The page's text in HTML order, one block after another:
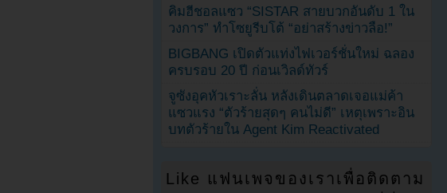
คิมฮีชอลแซว “SISTAR สายบวกอันดับ 1 ใน
วงการ” ทำโซยูรีบโต้ “อย่าสร้างข่าวลือ!”
BIGBANG เปิดตัวแท่งไฟเวอร์ชั่นใหม่ ฉลอง
ครบรอบ 20 ปี ก่อนเวิลด์ทัวร์
จูซังอุคหัวเราะลั่น หลังเดินตลาดเจอแม่ค้า
แซวแรง “ตัวร้ายสุดๆ คนไม่ดี” เหตุเพราะอิน
บทตัวร้ายใน Agent Kim Reactivated
Like แฟนเพจของเราเพื่อติดตาม